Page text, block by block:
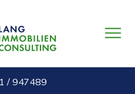
/ 947489